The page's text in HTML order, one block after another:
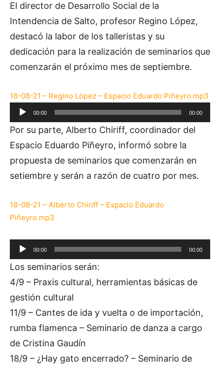
El director de Desarrollo Social de la
Intendencia de Salto, profesor Regino López,
destacó la labor de los talleristas y su
dedicación para la realización de seminarios que
comenzarán el próximo mes de septiembre.
18-08-21 – Regino López – Espacio Eduardo Piñeyro.mp3
e
p
r
o
d
t
o
e
u
d
i
o
00:00 00:00
Por su parte, Alberto Chiriff, coordinador del
Espacio Eduardo Piñeyro, informó sobre la
propuesta de seminarios que comenzarán en
setiembre y serán a razón de cuatro por mes.
18-08-21 – Alberto Chiriff – Espacio Eduardo
Piñeyro.mp3
e
p
r
o
d
t
o
00:00 00:00
Los seminarios serán:
4/9 – Praxis cultural, herramientas básicas de
gestión cultural
11/9 – Cantes de ida y vuelta o de importación,
rumba flamenca – Seminario de danza a cargo
de Cristina Gaudín
18/9 – ¿Hay gato encerrado? – Seminario de